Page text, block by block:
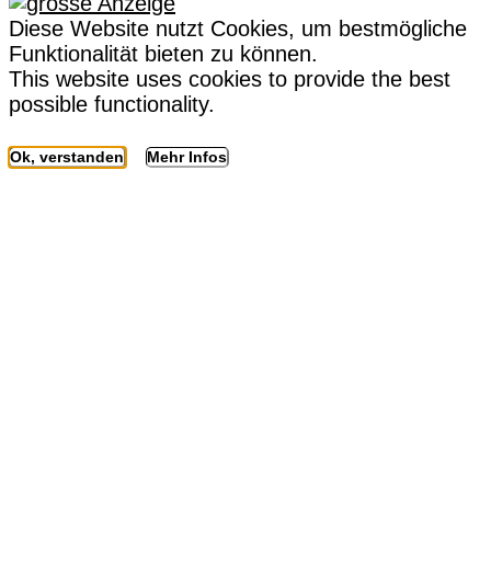
Diese Website nutzt Cookies, um bestmögliche
Funktionalität bieten zu können.
This website uses cookies to provide the best
possible functionality.
Ok, verstanden Mehr Infos